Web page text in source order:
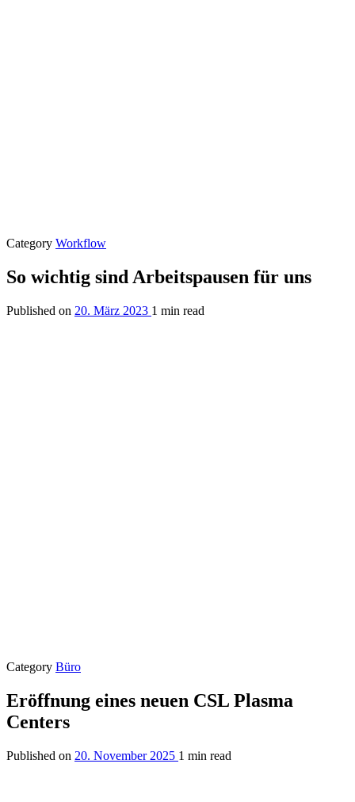
Category Workflow
So wichtig sind Arbeitspausen für uns
Published on 20. März 2023 1 min read
Category Büro
Eröffnung eines neuen CSL Plasma
Centers
Published on 20. November 2025 1 min read